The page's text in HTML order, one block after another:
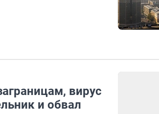
вирус
и обвал